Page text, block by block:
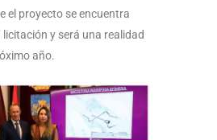
el proyecto se encuentra
y será una realidad
año.